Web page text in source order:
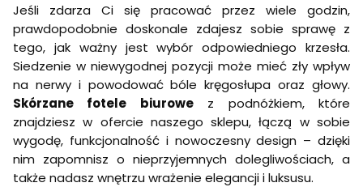
Jeśli zdarza Ci się pracować przez wiele godzin,
prawdopodobnie doskonale zdajesz sobie sprawę z
tego, jak ważny jest wybór odpowiedniego krzesła.
Siedzenie w niewygodnej pozycji może mieć zły wpływ
na nerwy i powodować bóle kręgosłupa oraz głowy.
Skórzane fotele biurowez podnóżkiem, które
znajdziesz w ofercie naszego sklepu, łączą w sobie
wygodę, funkcjonalność i nowoczesny design – dzięki
nim zapomnisz o nieprzyjemnych dolegliwościach, a
także nadasz wnętrzu wrażenie elegancji i luksusu.